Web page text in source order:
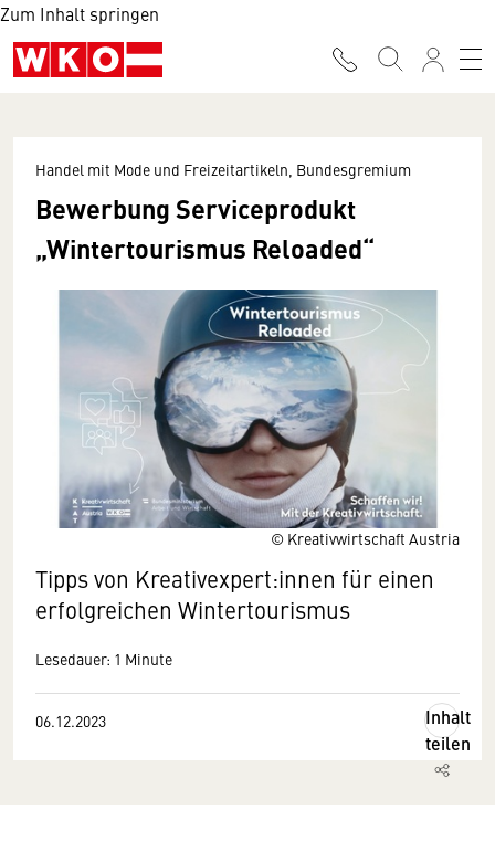
Zum Inhalt springen
© Kreativwirtschaft Austria
Handel mit Mode und Freizeitartikeln, Bundesgremium
Bewerbung Serviceprodukt
„Wintertourismus Reloaded“
Tipps von Kreativexpert:innen für einen
erfolgreichen Wintertourismus
Lesedauer: 1 Minute
06.12.2023
Inhalt
teilen